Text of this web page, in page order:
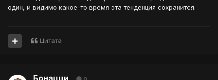
один, и видимо какое-то время эта тенденция сохранится.
Цитата